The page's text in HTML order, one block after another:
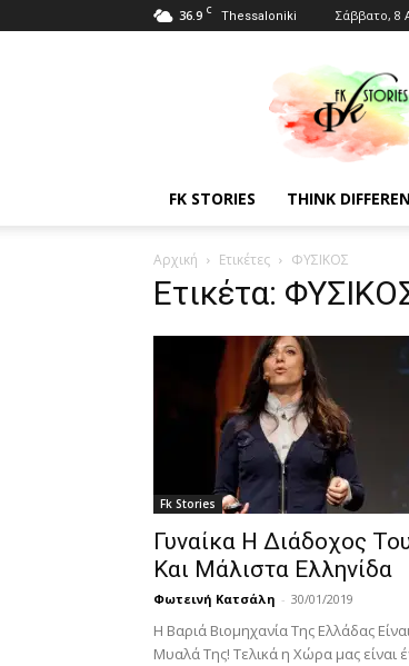
36.9 C Thessaloniki Σάββατο, 8
Fkstories
FK STORIES THINK
Αρχική Ετικέτες ΦΥΣΙΚΟΣ
Ετικέτα:
Fk Stories
Γυναίκα Η Διάδοχος
Και Μάλιστα Ελληνίδα
Φωτεινή Κατσάλη - 30/01/2019
Η Βαριά Βιομηχανία Της Ελλάδας
Μυαλά Της! Τελικά η Χώρα μας είναι